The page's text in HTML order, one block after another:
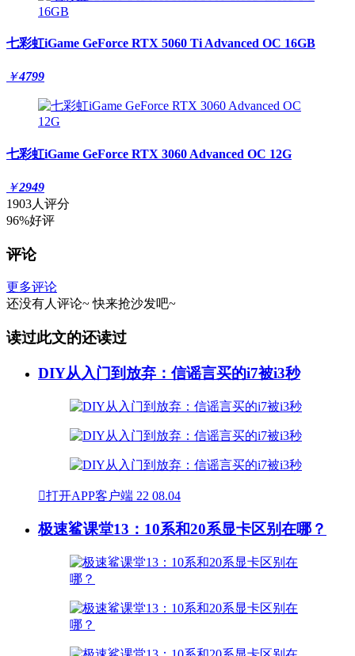
七彩虹iGame GeForce RTX 5060 Ti Advanced OC 16GB
￥4799
七彩虹iGame GeForce RTX 3060 Advanced OC 12G
￥2949
1903人评分
96%好评
评论
更多评论
还没有人评论~ 快来抢沙发吧~
读过此文的还读过
DIY从入门到放弃：信谣言买的i7被i3秒
打开APP客户端 22 08.04
极速鲨课堂13：10系和20系显卡区别在哪？